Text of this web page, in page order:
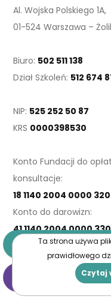
Al. Wojska Polskiego 1A,
01-524 Warszawa –
Biuro: 502 511 138
Dział Szkoleń: 512 674
NIP: 525 252 50 87
KRS 0000398530
Konto Fundacji do
konsultacje:
18 1140 2004 0000
Konto do darowizn:
41 1140 2004 0000
© 2025 Fundacja
Potrzebuję pomocy
Chcę pomóc
Ta strona używa
prawidłowego
Czytaj